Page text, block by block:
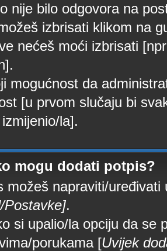
nije bilo odgovora na
izbrisati klikom na
nećeš moći izbrisati
mogućnost da
[u prvom slučaju bi
la].
mogu dodati potpis?
možeš napraviti/
Postavke].
si upalio/la opciju da se
porukama [Uvijek